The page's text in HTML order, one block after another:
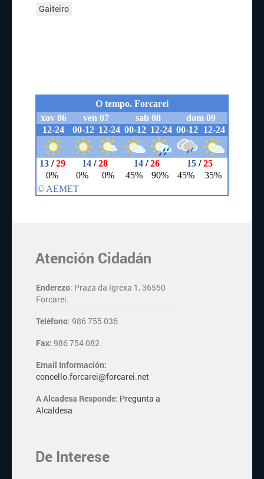
Gaiteiro
Atención Cidadán
Enderezo: Praza da Igrexa 1, 36550
Forcarei.
Teléfono: 986 755 036
Fax: 986 754 082
Email Información:
concello.forcarei@forcarei.net
A Alcadesa Responde: Pregunta a
Alcaldesa
De Interese